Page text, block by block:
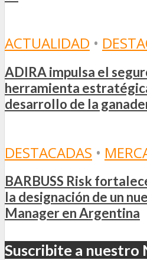
ACTUALIDAD •
ADIRA impulsa el
herramienta
desarrollo de la
DESTACADAS •
BARBUSS Risk
la designación de un
Manager en Argentina
Suscribite a